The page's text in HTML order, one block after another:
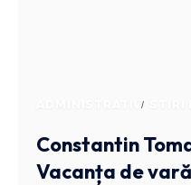
ADMINISTRATIV
Constantin
Vacanța de